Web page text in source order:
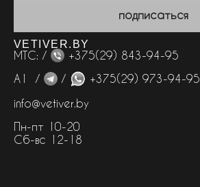
подписаться
VETIVER.BY
МТС: /
+375(29) 843-94-95
А1 /
/
+375(29) 973-94-95
info@vetiver.by
Пн-пт 10-20
Сб-вс 12-18